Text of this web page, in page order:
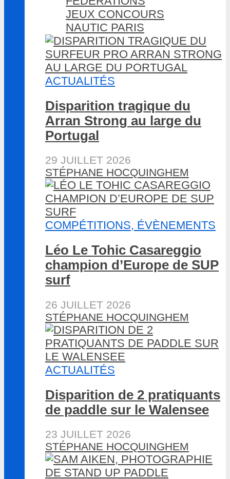
JEUX CONCOURS
NAUTIC PARIS
ACTUALITÉS
Disparition tragique du
Arran Strong au large du
Portugal
29 JUILLET 2026
STÉPHANE HOCQUINGHEM
COMPÉTITIONS, ÉVÈNEMENTS
Léo Le Tohic Casareggio
champion d’Europe de SUP
surf
26 JUILLET 2026
STÉPHANE HOCQUINGHEM
ACTUALITÉS
Disparition de 2 pratiquants
de paddle sur le Walensee
23 JUILLET 2026
STÉPHANE HOCQUINGHEM